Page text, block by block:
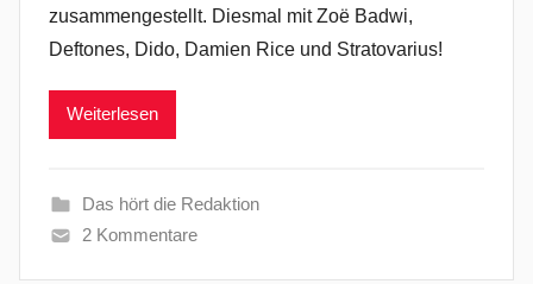
zusammengestellt. Diesmal mit Zoë Badwi,
Deftones, Dido, Damien Rice und Stratovarius!
Weiterlesen
Das hört die Redaktion
2 Kommentare